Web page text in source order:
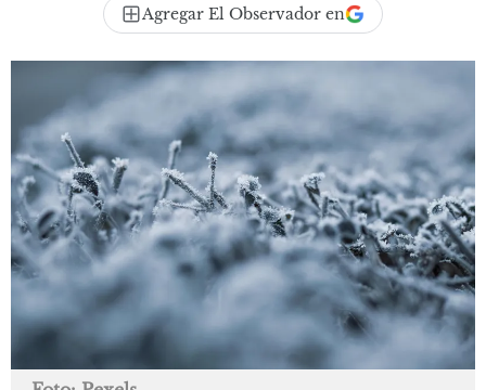
Agregar El Observador en